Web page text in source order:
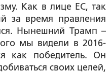
Как в лице ЕС, так
за время правления
Нынешний Трамп –
мы видели в 2016-
как победитель. Он
своих целей,